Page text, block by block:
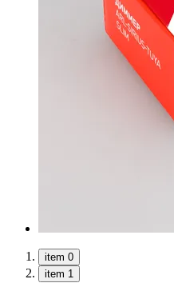
item 0
item 1